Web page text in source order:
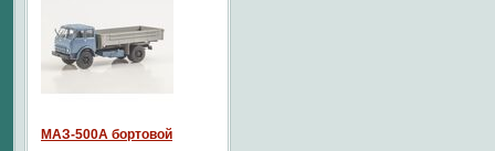
МАЗ-500А бортовой